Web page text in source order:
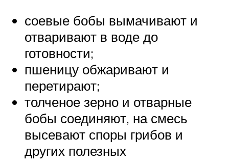
соевые бобы вымачивают и
отваривают в воде до
готовности;
пшеницу обжаривают и
перетирают;
толченое зерно и отварные
бобы соединяют, на смесь
высевают споры грибов и
других полезных